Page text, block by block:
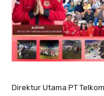
Direktur Utama PT